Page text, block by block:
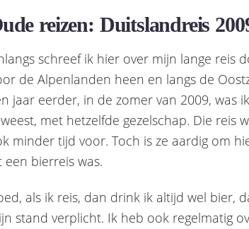
reizen: Duitslandreis
schreef ik hier over mijn lange reis
de Alpenlanden heen en langs de
jaar eerder, in de zomer van 2009, was
met hetzelfde gezelschap. Die reis
minder tijd voor. Toch is ze aardig om
een bierreis was.
als ik reis, dan drink ik altijd wel bier,
stand verplicht. Ik heb ook regelmatig